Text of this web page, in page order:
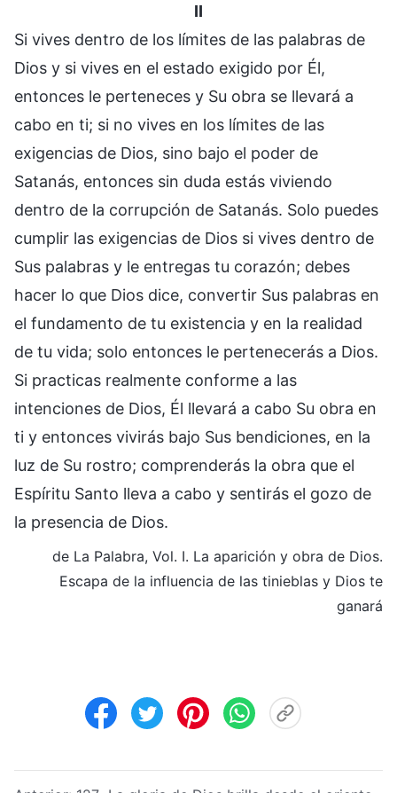
II
Si vives dentro de los límites de las palabras de
Dios y si vives en el estado exigido por Él,
entonces le perteneces y Su obra se llevará a
cabo en ti; si no vives en los límites de las
exigencias de Dios, sino bajo el poder de
Satanás, entonces sin duda estás viviendo
dentro de la corrupción de Satanás. Solo puedes
cumplir las exigencias de Dios si vives dentro de
Sus palabras y le entregas tu corazón; debes
hacer lo que Dios dice, convertir Sus palabras en
el fundamento de tu existencia y en la realidad
de tu vida; solo entonces le pertenecerás a Dios.
Si practicas realmente conforme a las
intenciones de Dios, Él llevará a cabo Su obra en
ti y entonces vivirás bajo Sus bendiciones, en la
luz de Su rostro; comprenderás la obra que el
Espíritu Santo lleva a cabo y sentirás el gozo de
la presencia de Dios.
de La Palabra, Vol. I. La aparición y obra de Dios.
Escapa de la influencia de las tinieblas y Dios te
ganará